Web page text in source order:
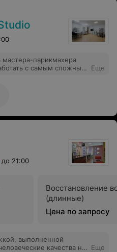
мастера-парикмахера
с самым сложным
безумно понравилось!
разбирается в
сложное
тонирование,
и ценой (почти в
Еще
до 21:00
Восстановление
(длинные)
Цена по запросу
выполненной
качества на
Еще